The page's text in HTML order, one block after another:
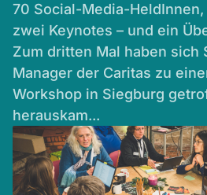
70 Social-Media-
zwei Keynotes – und ein
Zum dritten Mal haben sich
Manager der Caritas zu
Workshop in Siegburg
herauskam...